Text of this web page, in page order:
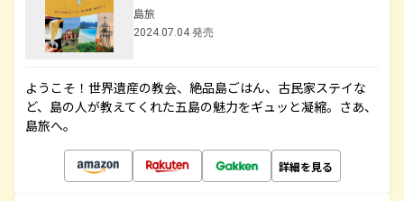
島旅
2024.07.04 発売
ようこそ！世界遺産の教会、絶品島ごはん、古民家ステイな
ど、島の人が教えてくれた五島の魅力をギュッと凝縮。さあ、
島旅へ。
詳細を見る